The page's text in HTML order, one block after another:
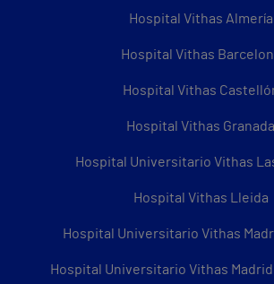
Hospital Vithas Almería
Hospital Vithas
Hospital Vithas
Hospital Vithas Granada
Hospital Universitario Vithas
Hospital Vithas Lleida
Hospital Universitario Vithas
Hospital Universitario Vithas